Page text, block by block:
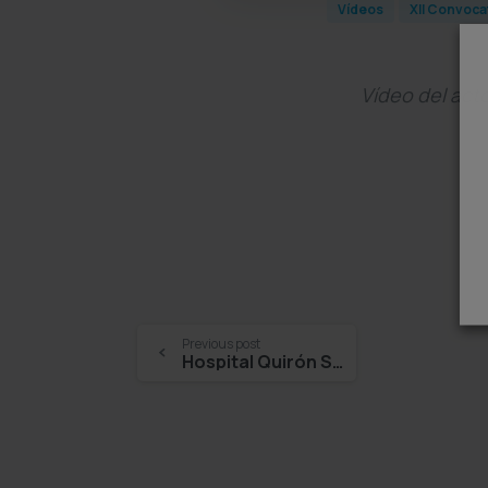
Vídeos XII
Vídeo del
Continue
Reading
Previous post
Hospital Quirón Sagrado Corazón – María Pena de la Rosa